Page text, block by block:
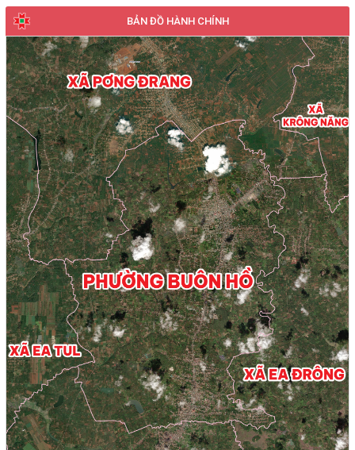
BẢN ĐỒ HÀNH CHÍNH